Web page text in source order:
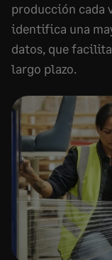
producción cada
identifica una
datos, que
largo plazo.